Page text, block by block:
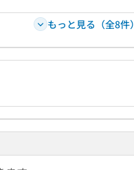
もっと見る（全8件）